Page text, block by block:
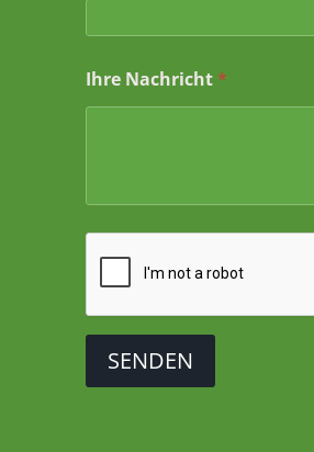
Ihre Nachricht *
SENDEN